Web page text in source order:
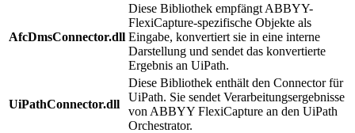
AfcDmsConnector.dll
Diese Bibliothek empfängt ABBYY-
FlexiCapture-spezifische Objekte als
Eingabe, konvertiert sie in eine interne
Darstellung und sendet das konvertierte
Ergebnis an UiPath.
UiPathConnector.dll
Diese Bibliothek enthält den Connector für
UiPath. Sie sendet Verarbeitungsergebnisse
von ABBYY FlexiCapture an den UiPath
Orchestrator.